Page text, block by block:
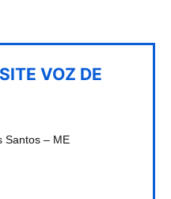
VOZ DE
Santos – ME